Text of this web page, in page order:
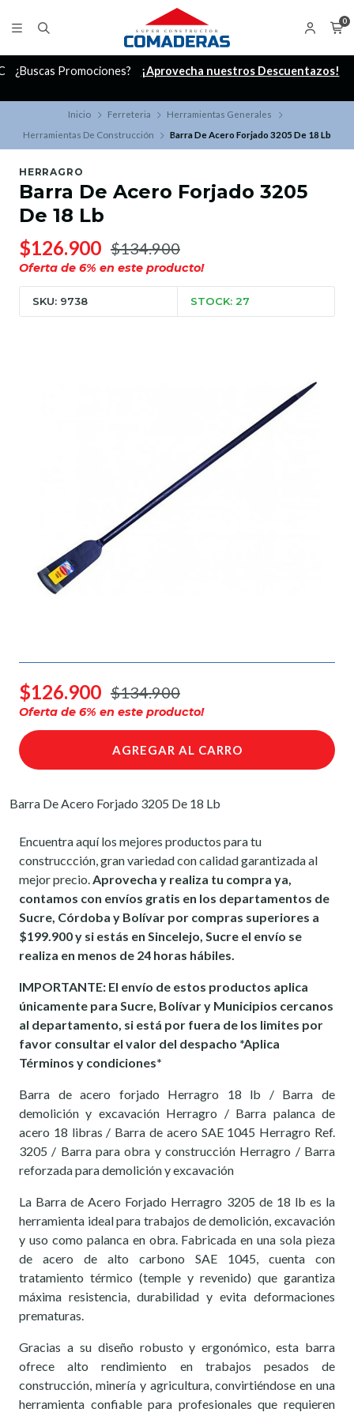
0
¿Buscas Promociones? ¡Aprovecha nuestros Descuentazos!
Inicio Ferreteria
Herramientas Generales
Herramientas De Construcción
Barra De Acero Forjado 3205 De 18 Lb
HERRAGRO
Barra De Acero Forjado 3205
De 18 Lb
$126.900 $134.900
Oferta de 6% en este producto!
SKU: 9738 STOCK: 27
$126.900 $134.900
Oferta de 6% en este producto!
AGREGAR AL CARRO
Barra De Acero Forjado 3205 De 18 Lb
Encuentra aquí los mejores productos para tu
construccción, gran variedad con calidad garantizada al
mejor precio. Aprovecha y realiza tu compra ya,
contamos con envíos gratis en los departamentos de
Sucre, Córdoba y Bolívar por compras superiores a
$199.900 y si estás en Sincelejo, Sucre el envío se
realiza en menos de 24 horas hábiles.
IMPORTANTE: El envío de estos productos aplica
únicamente para Sucre, Bolívar y Municipios cercanos
al departamento, si está por fuera de los limites por
favor consultar el valor del despacho *Aplica
Términos y condiciones*
Barra de acero forjado Herragro 18 lb / Barra de
demolición y excavación Herragro / Barra palanca de
acero 18 libras / Barra de acero SAE 1045 Herragro Ref.
3205 / Barra para obra y construcción Herragro / Barra
reforzada para demolición y excavación
La Barra de Acero Forjado Herragro 3205 de 18 lb es la
herramienta ideal para trabajos de demolición, excavación
y uso como palanca en obra. Fabricada en una sola pieza
de acero de alto carbono SAE 1045, cuenta con
tratamiento térmico (temple y revenido) que garantiza
máxima resistencia, durabilidad y evita deformaciones
prematuras.
Gracias a su diseño robusto y ergonómico, esta barra
ofrece alto rendimiento en trabajos pesados de
construcción, minería y agricultura, convirtiéndose en una
herramienta confiable para profesionales que requieren